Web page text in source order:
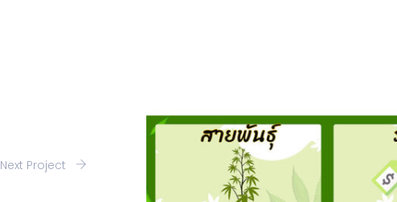
Next Project